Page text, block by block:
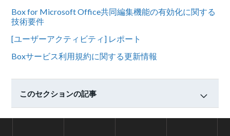
Box for Microsoft Office共同編集機能の有効化に関する
技術要件
[ユーザーアクティビティ] レポート
Boxサービス利用規約に関する更新情報
このセクションの記事